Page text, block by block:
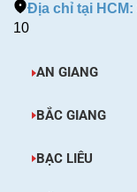
Địa chỉ tại HCM:
10
AN GIANG
BẮC GIANG
BẠC LIÊU